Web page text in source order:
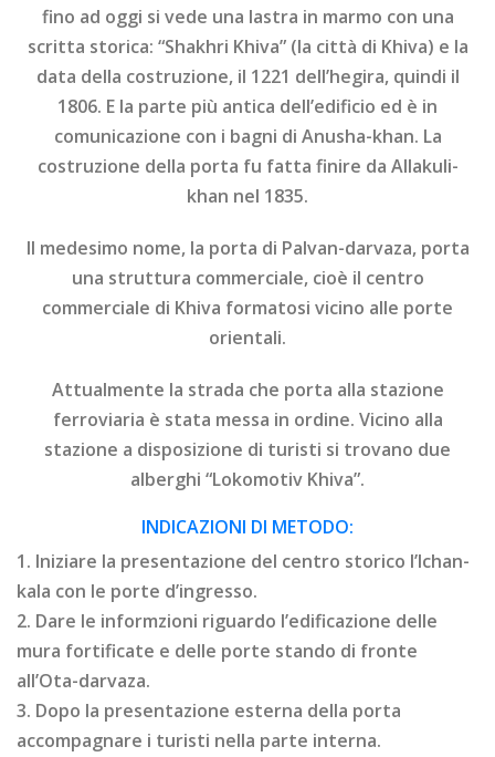
fino ad oggi si vede una lastra in marmo con una
scritta storica: “Shakhri Khiva” (la città di Khiva) e la
data della costruzione, il 1221 dell’hegira, quindi il
1806. E la parte più antica dell’edificio ed è in
comunicazione con i bagni di Anusha-khan. La
costruzione della porta fu fatta finire da Allakuli-
khan nel 1835.
Il medesimo nome, la porta di Palvan-darvaza, porta
una struttura commerciale, cioè il centro
commerciale di Khiva formatosi vicino alle porte
orientali.
Attualmente la strada che porta alla stazione
ferroviaria è stata messa in ordine. Vicino alla
stazione a disposizione di turisti si trovano due
alberghi “Lokomotiv Khiva”.
INDICAZIONI DI METODO:
1. Iniziare la presentazione del centro storico l’Ichan-
kala con le porte d’ingresso.
2. Dare le informzioni riguardo l’edificazione delle
mura fortificate e delle porte stando di fronte
all’Ota-darvaza.
3. Dopo la presentazione esterna della porta
accompagnare i turisti nella parte interna.